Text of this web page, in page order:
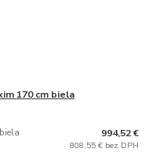
170 cm biela
994,52 €
808,55 € bez DPH